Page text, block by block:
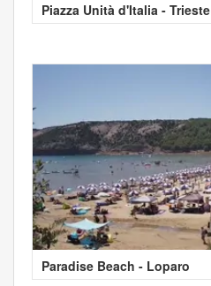
Piazza Unità d'Italia - Trieste
Paradise Beach - Loparo